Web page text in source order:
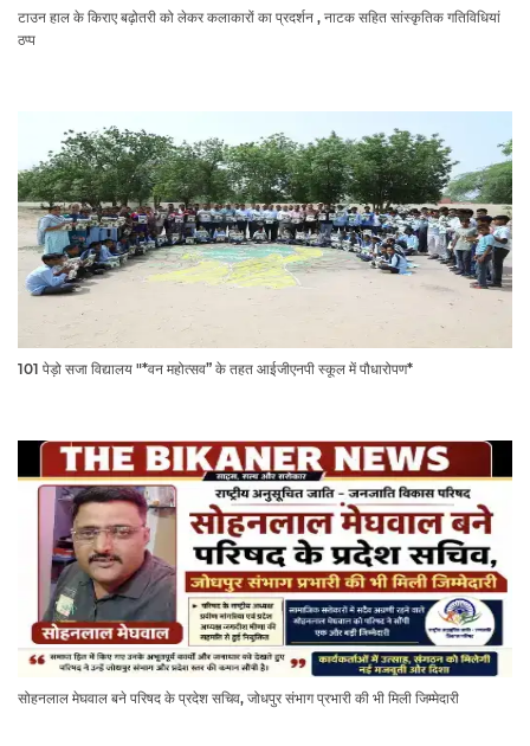
टाउन हाल के किराए बढ़ोतरी को लेकर कलाकारों का प्रदर्शन , नाटक सहित सांस्कृतिक गतिविधियां
ठप्प
101 पेड़ो सजा विद्यालय "*वन महोत्सव” के तहत आईजीएनपी स्कूल में पौधारोपण*
सोहनलाल मेघवाल बने परिषद के प्रदेश सचिव, जोधपुर संभाग प्रभारी की भी मिली जिम्मेदारी